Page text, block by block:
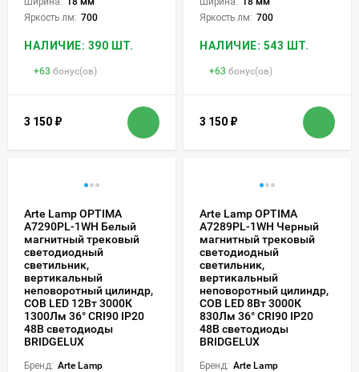
Яркость лм: 700
НАЛИЧИЕ: 390 ШТ.
+63 бонус(ов)
3 150 ₽
Яркость лм: 700
НАЛИЧИЕ: 543 ШТ.
+63 бонус(ов)
3 150 ₽
Arte Lamp OPTIMA
A7290PL-1WH Белый
магнитный трековый
светодиодный
светильник,
вертикальный
неповоротный цилиндр,
COB LED 12Вт 3000К
1300Лм 36° CRI90 IP20
48В светодиоды
BRIDGELUX
Бренд: Arte Lamp
Arte Lamp OPTIMA
A7289PL-1WH Черный
магнитный трековый
светодиодный
светильник,
вертикальный
неповоротный цилиндр,
COB LED 8Вт 3000К
830Лм 36° CRI90 IP20
48В светодиоды
BRIDGELUX
Бренд: Arte Lamp